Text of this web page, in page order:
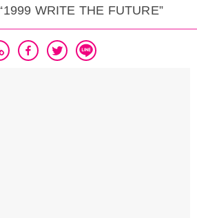
WRITE THE FUTURE”